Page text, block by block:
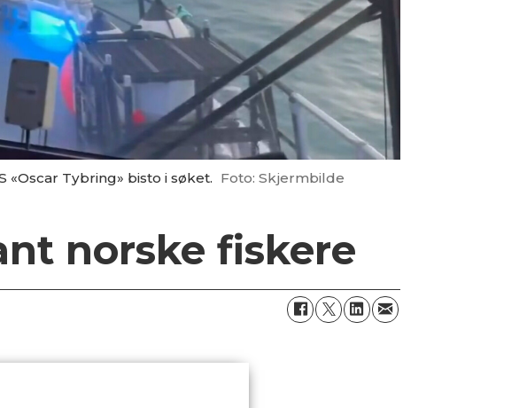
Tybring» bisto i søket. Foto: Skjermbilde
norske fiskere